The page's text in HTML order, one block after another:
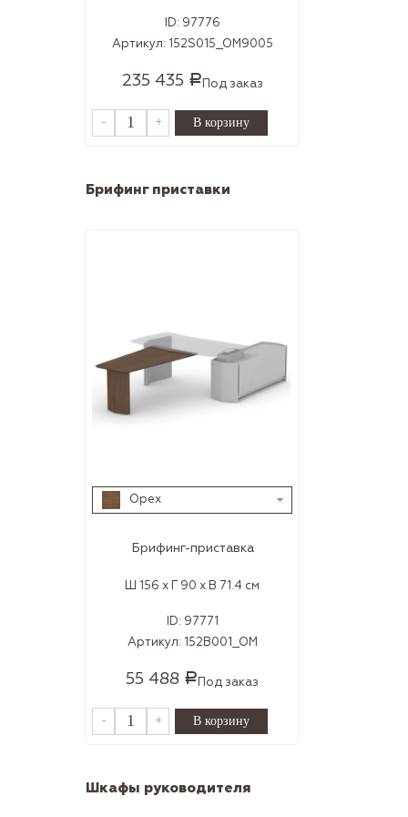
ID: 97776
Артикул: 152S015_OM9005
235 435 РПод заказ
- +
Брифинг приставки
Орех
Брифинг-приставка
Ш 156 x Г 90 x В 71.4 см
ID: 97771
Артикул: 152B001_OM
55 488 Р Под заказ
- +
Шкафы руководителя